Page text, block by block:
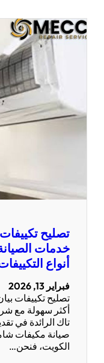
تصليح
خدمات
أنواع
فبراير 13, 2026
تصليح تكييفات
أكثر سهولة مع
تاك الرائدة في
صيانة مكيفات
الكويت، فنحن…